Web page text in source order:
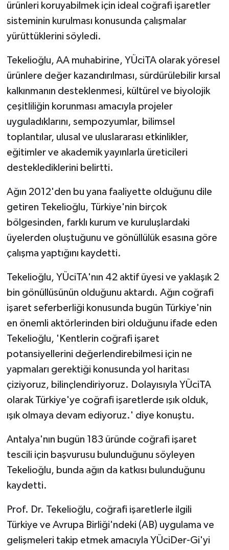
ürünleri koruyabilmek için ideal coğrafi işaretler
sisteminin kurulması konusunda çalışmalar
yürüttüklerini söyledi.
Tekelioğlu, AA muhabirine, YÜciTA olarak yöresel
ürünlere değer kazandırılması, sürdürülebilir kırsal
kalkınmanın desteklenmesi, kültürel ve biyolojik
çeşitliliğin korunması amacıyla projeler
uyguladıklarını, sempozyumlar, bilimsel
toplantılar, ulusal ve uluslararası etkinlikler,
eğitimler ve akademik yayınlarla üreticileri
desteklediklerini belirtti.
Ağın 2012'den bu yana faaliyette olduğunu dile
getiren Tekelioğlu, Türkiye'nin birçok
bölgesinden, farklı kurum ve kuruluşlardaki
üyelerden oluştuğunu ve gönüllülük esasına göre
çalışma yaptığını kaydetti.
Tekelioğlu, YÜciTA'nın 42 aktif üyesi ve yaklaşık 2
bin gönüllüsünün olduğunu aktardı. Ağın coğrafi
işaret seferberliği konusunda bugün Türkiye'nin
en önemli aktörlerinden biri olduğunu ifade eden
Tekelioğlu, 'Kentlerin coğrafi işaret
potansiyellerini değerlendirebilmesi için ne
yapmaları gerektiği konusunda yol haritası
çiziyoruz, bilinçlendiriyoruz. Dolayısıyla YÜciTA
olarak Türkiye'ye coğrafi işaretlerde ışık olduk,
ışık olmaya devam ediyoruz.' diye konuştu.
Antalya'nın bugün 183 üründe coğrafi işaret
tescili için başvurusu bulunduğunu söyleyen
Tekelioğlu, bunda ağın da katkısı bulunduğunu
kaydetti.
Prof. Dr. Tekelioğlu, coğrafi işaretlerle ilgili
Türkiye ve Avrupa Birliği'ndeki (AB) uygulama ve
gelişmeleri takip etmek amacıyla YÜciDer-Gi'yi